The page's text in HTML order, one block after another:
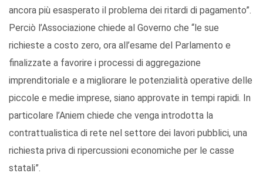
ancora più esasperato il problema dei ritardi di pagamento”.
Perciò l’Associazione chiede al Governo che “le sue
richieste a costo zero, ora all’esame del Parlamento e
finalizzate a favorire i processi di aggregazione
imprenditoriale e a migliorare le potenzialità operative delle
piccole e medie imprese, siano approvate in tempi rapidi. In
particolare l’Aniem chiede che venga introdotta la
contrattualistica di rete nel settore dei lavori pubblici, una
richiesta priva di ripercussioni economiche per le casse
statali”.